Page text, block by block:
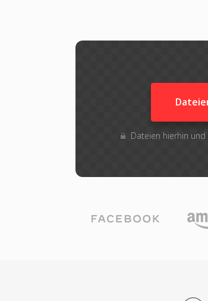
Dateien hierhin